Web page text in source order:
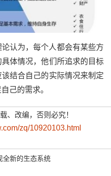
认为，每个人都会有某些方
体情况，他们所追求的目标
结合自己的实际情况来制定
己的需求。
、改编，否则必究！
zq/10920103.html
全新的生态系统